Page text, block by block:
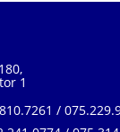
1
/